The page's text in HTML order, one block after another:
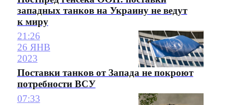
западных танков на Украину не ведут
к миру
21:26
26 ЯНВ
2023
Поставки танков от Запада не покроют
потребности ВСУ
07:33